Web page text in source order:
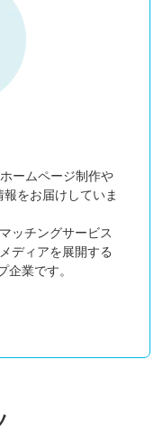
ームページ制作や
をお届けしていま
ッチングサービス
ディアを展開する
業です。